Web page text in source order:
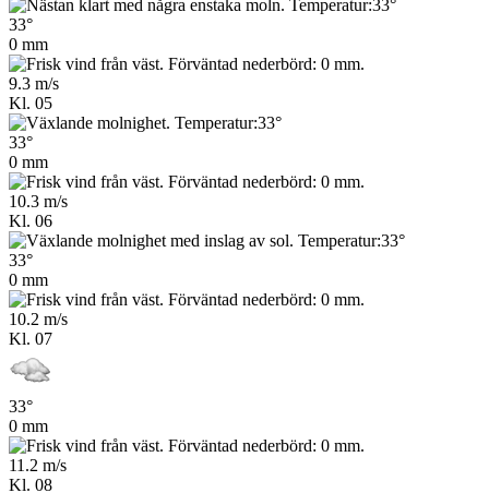
33°
0 mm
9.3 m/s
Kl. 05
33°
0 mm
10.3 m/s
Kl. 06
33°
0 mm
10.2 m/s
Kl. 07
33°
0 mm
11.2 m/s
Kl. 08